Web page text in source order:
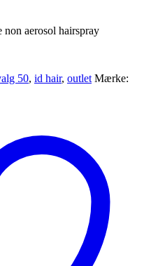
aerosol hairspray
50, id hair, outlet Mærke: